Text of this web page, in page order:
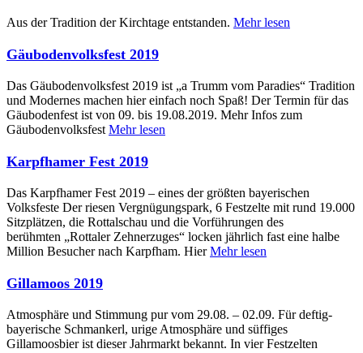
Aus der Tradition der Kirchtage entstanden. Mehr lesen
Gäubodenvolksfest 2019
Das Gäubodenvolksfest 2019 ist „a Trumm vom Paradies“ Tradition
und Modernes machen hier einfach noch Spaß! Der Termin für das
Gäubodenfest ist von 09. bis 19.08.2019. Mehr Infos zum
Gäubodenvolksfest Mehr lesen
Karpfhamer Fest 2019
Das Karpfhamer Fest 2019 – eines der größten bayerischen
Volksfeste Der riesen Vergnügungspark, 6 Festzelte mit rund 19.000
Sitzplätzen, die Rottalschau und die Vorführungen des
berühmten „Rottaler Zehnerzuges“ locken jährlich fast eine halbe
Million Besucher nach Karpfham. HierMehr lesen
Gillamoos 2019
Atmosphäre und Stimmung pur vom 29.08. – 02.09. Für deftig-
bayerische Schmankerl, urige Atmosphäre und süffiges
Gillamoosbier ist dieser Jahrmarkt bekannt. In vier Festzelten